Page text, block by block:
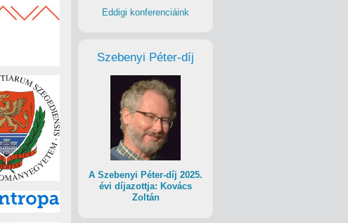
Eddigi konferenciáink
Szebenyi Péter-díj
A Szebenyi Péter-díj 2025.
évi díjazottja: Kovács
Zoltán